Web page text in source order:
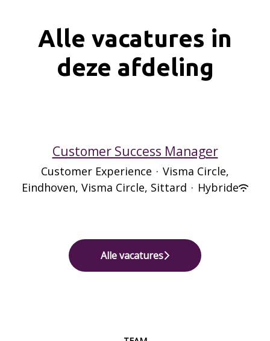
Alle vacatures in
deze afdeling
Customer Success Manager
Customer Experience · Visma Circle,
Eindhoven, Visma Circle, Sittard · Hybride
Alle vacatures